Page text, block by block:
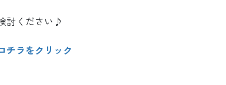
討ください♪
チラをクリック